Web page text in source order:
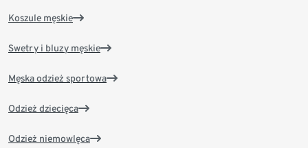
Koszule męskie
Swetry i bluzy męskie
Męska odzież sportowa
Odzież dziecięca
Odzież niemowlęca